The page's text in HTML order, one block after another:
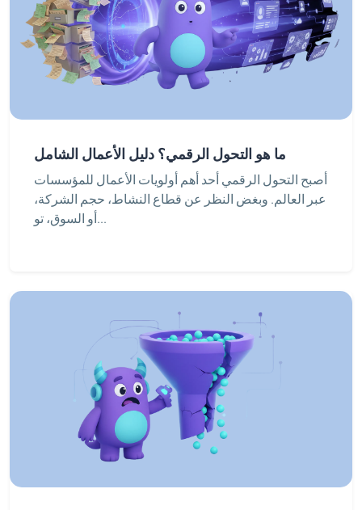
ما هو التحول الرقمي؟ دليل الأعمال الشامل
أصبح التحول الرقمي أحد أهم أولويات الأعمال للمؤسسات
عبر العالم. وبغض النظر عن قطاع النشاط، حجم الشركة،
أو السوق، تو...